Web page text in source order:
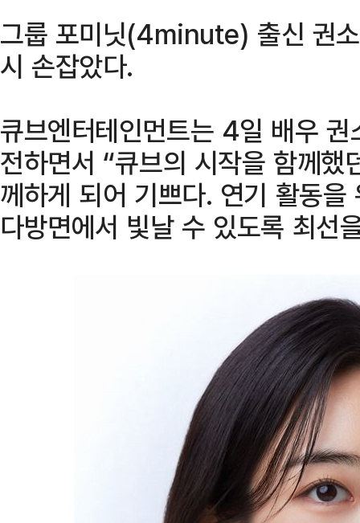
그룹 포미닛(4minute) 출신 권
시 손잡았다.
큐브엔터테인먼트는 4일 배우
전하면서 “큐브의 시작을 함께
께하게 되어 기쁘다. 연기 활동
다방면에서 빛날 수 있도록 최선